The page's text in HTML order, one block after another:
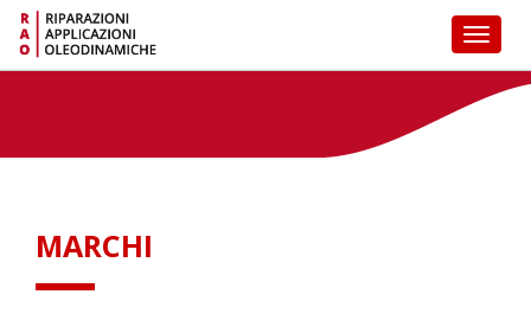
MARCHI